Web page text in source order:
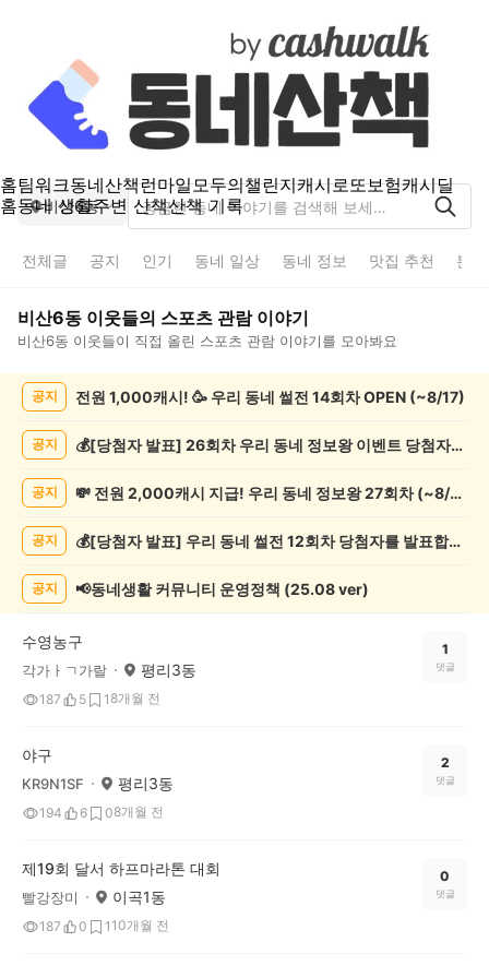
홈팀워크동네산책런마일모두의챌린지캐시로또보험캐시딜
홈동네 생활주변 산책산책 기록
비산6동
전체글 공지 인기 동네 일상 동네 정보 맛집 추천 분
비산6동 이웃들의 스포츠 관람이야기
비산6동 이웃들이 직접 올린 스포츠 관람 이야기를 모아봐요
글
공지 전원 1,000캐시! 🥳 우리 동네 썰전 14회차 OPEN (~8/17)
공지 💰[당첨자 발표] 26회차 우리 동네 정보왕 이벤트 당첨자를 발표합니다!
공지 💸 전원 2,000캐시 지급! 우리 동네 정보왕 27회차 (~8/10)
공지 💰[당첨자 발표] 우리 동네 썰전 12회차 당첨자를 발표합니다!
공지 📢동네생활 커뮤니티 운영정책 (25.08 ver)
수영농구
각가ㅏㄱ가랄 평리3동
187 5 1 8개월 전
1
댓글
야구
KR9N1SF 평리3동
194 6 08개월 전
2
댓글
제19회 달서 하프마라톤 대회
빨강장미 이곡1동
187 0 1 10개월 전
0
댓글